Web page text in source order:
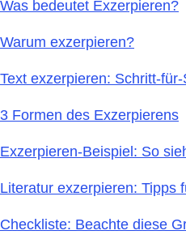
Was bedeutet Exzerpieren?
Warum exzerpieren?
Text exzerpieren: Schritt-
3 Formen des Exzerpierens
Exzerpieren-Beispiel: So
Literatur exzerpieren: Tipps
Checkliste: Beachte diese